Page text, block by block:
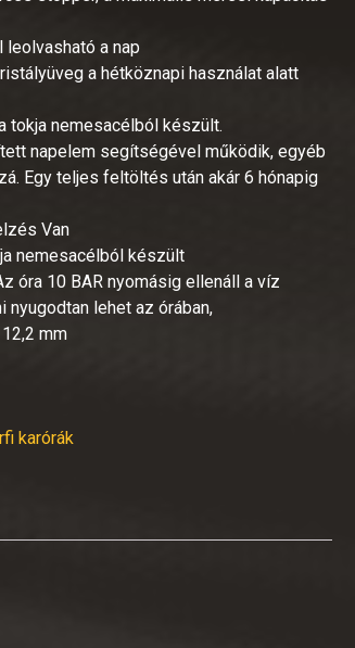
a nap
a hétköznapi használat alatt
tokja nemesacélból készült.
napelem segítségével működik, egyéb
Egy teljes feltöltés után akár 6 hónapig
Van
nemesacélból készült
óra 10 BAR nyomásig ellenáll a víz
nyugodtan lehet az órában,
mm
karórák